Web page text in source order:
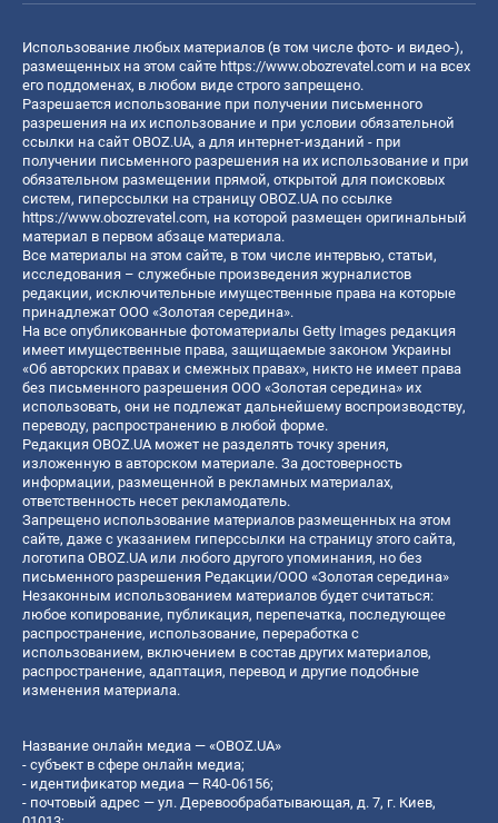
Использование любых материалов (в том числе фото- и видео-),
размещенных на этом сайте https://www.obozrevatel.com и на всех
его поддоменах, в любом виде строго запрещено.
Разрешается использование при получении письменного
разрешения на их использование и при условии обязательной
ссылки на сайт OBOZ.UA, а для интернет-изданий - при
получении письменного разрешения на их использование и при
обязательном размещении прямой, открытой для поисковых
систем, гиперссылки на страницу OBOZ.UA по ссылке
https://www.obozrevatel.com, на которой размещен оригинальный
материал в первом абзаце материала.
Все материалы на этом сайте, в том числе интервью, статьи,
исследования – служебные произведения журналистов
редакции, исключительные имущественные права на которые
принадлежат ООО «Золотая середина».
На все опубликованные фотоматериалы Getty Images редакция
имеет имущественные права, защищаемые законом Украины
«Об авторских правах и смежных правах», никто не имеет права
без письменного разрешения ООО «Золотая середина» их
использовать, они не подлежат дальнейшему воспроизводству,
переводу, распространению в любой форме.
Редакция OBOZ.UA может не разделять точку зрения,
изложенную в авторском материале. За достоверность
информации, размещенной в рекламных материалах,
ответственность несет рекламодатель.
Запрещено использование материалов размещенных на этом
сайте, даже с указанием гиперссылки на страницу этого сайта,
логотипа OBOZ.UA или любого другого упоминания, но без
письменного разрешения Редакции/ООО «Золотая середина»
Незаконным использованием материалов будет считаться:
любое копирование, публикация, перепечатка, последующее
распространение, использование, переработка с
использованием, включением в состав других материалов,
распространение, адаптация, перевод и другие подобные
изменения материала.
Название онлайн медиа — «OBOZ.UA»
- субъект в сфере онлайн медиа;
- идентификатор медиа — R40-06156;
- почтовый адрес — ул. Деревообрабатывающая, д. 7, г. Киев,